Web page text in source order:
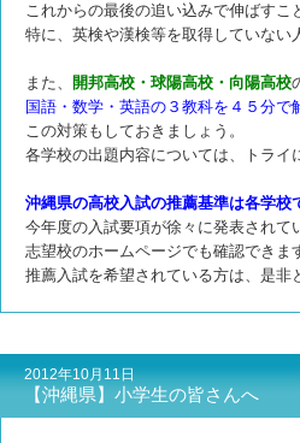
これからの最後の追い込みで伸ばすこ
特に、英検や漢検等を取得していな
また、 開邦高校・球陽高校・向陽高校
国語・数学・英語の３教科を４５分で
この対策もしておきましょう。
各学校の出題内容については、トライ
沖縄県の高校入試の推薦基準は各学校
今年度の入試要項が徐々に発表されて
志望校のホームページでも確認できま
推薦入試を希望されている方は、是非
2012年10月11日
【沖縄県】小学生の皆さんへ